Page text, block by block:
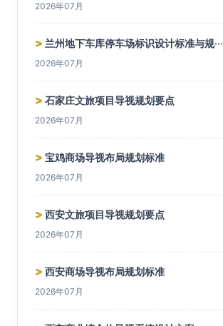
2026年07月
> 兰州地下车库停车场标识设计标准与规···
2026年07月
> 石家庄文旅项目导视规划要点
2026年07月
> 宝鸡商场导视布局规划标准
2026年07月
> 西安文旅项目导视规划要点
2026年07月
> 西安商场导视布局规划标准
2026年07月